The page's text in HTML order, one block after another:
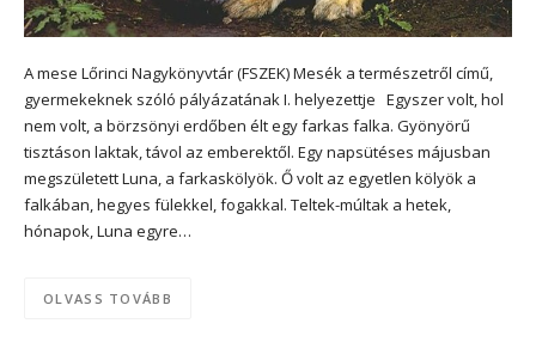
A mese Lőrinci Nagykönyvtár (FSZEK) Mesék a természetről című,
gyermekeknek szóló pályázatának I. helyezettje Egyszer volt, hol
nem volt, a börzsönyi erdőben élt egy farkas falka. Gyönyörű
tisztáson laktak, tá­vol az emberektől. Egy napsütéses májusban
megszületett Luna, a farkaskölyök. Ő volt az egyetlen kölyök a
falkában, hegyes fülekkel, fogakkal. Teltek-múltak a hetek,
hónapok, Luna egyre…
OLVASS TOVÁBB